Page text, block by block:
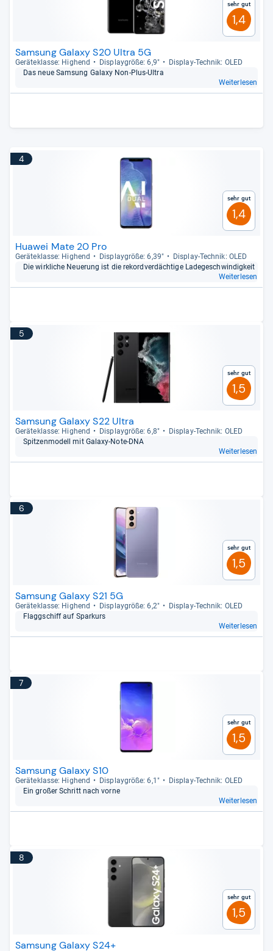
Sehr gut
1,4
Samsung Galaxy S20 Ultra 5G
Gerä­te­klasse: Hig­hend Dis­play­größe: 6,9"
Dis­play-​Tech­nik: OLED
Das neue Sam­sung Galaxy Non-​Plus-​Ultra
Weiterlesen
4
Sehr gut
1,4
Huawei Mate 20 Pro
Gerä­te­klasse: Hig­hend Dis­play­größe: 6,39"
Dis­play-​Tech­nik: OLED
Die wirk­li­che Neue­rung ist die rekord­ver­däch­tige Lade­ge­schwin­dig­keit
Weiterlesen
5
Sehr gut
1,5
Samsung Galaxy S22 Ultra
Gerä­te­klasse: Hig­hend Dis­play­größe: 6,8"
Dis­play-​Tech­nik: OLED
Spit­zen­mo­dell mit Galaxy-​Note-​DNA
Weiterlesen
6
Sehr gut
1,5
Samsung Galaxy S21 5G
Gerä­te­klasse: Hig­hend Dis­play­größe: 6,2"
Dis­play-​Tech­nik: OLED
Flagg­schiff auf Spar­kurs
Weiterlesen
7
Sehr gut
1,5
Samsung Galaxy S10
Gerä­te­klasse: Hig­hend Dis­play­größe: 6,1"
Dis­play-​Tech­nik: OLED
Ein großer Schritt nach vorne
Weiterlesen
8
Sehr gut
1,5
Samsung Galaxy S24+